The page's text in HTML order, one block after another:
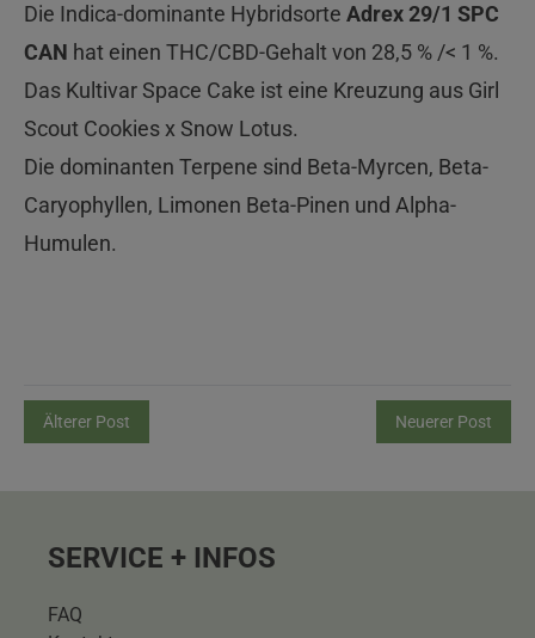
Die Indica-dominante Hybridsorte Adrex 29/1 SPC
CAN hat einen THC/CBD-Gehalt von 28,5 % /< 1 %.
Das Kultivar Space Cake ist eine Kreuzung aus Girl
Scout Cookies x Snow Lotus.
Die dominanten Terpene sind Beta-Myrcen, Beta-
Caryophyllen, Limonen Beta-Pinen und Alpha-
Humulen.
Älterer Post Neuerer Post
SERVICE + INFOS
FAQ